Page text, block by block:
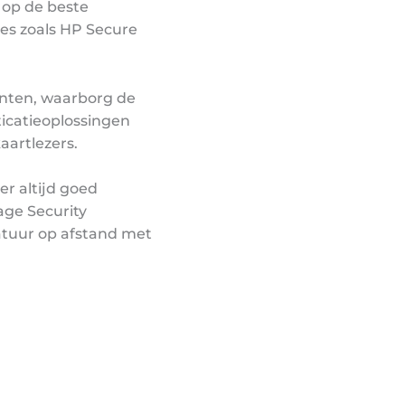
de beste
zoals HP Secure
waarborg de
altijd goed
Security
op afstand met